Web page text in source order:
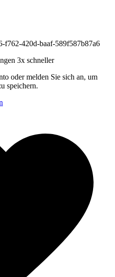
f762-420d-baaf-589f587b87a6
3x schneller
oder melden Sie sich an, um
speichern.